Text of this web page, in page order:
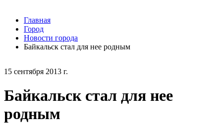
15 сентября 2013 г.
Байкальск стал для нее
родным
Главная
Город
Новости города
Байкальск стал для нее родным